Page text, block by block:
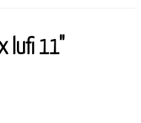
lufi 11"